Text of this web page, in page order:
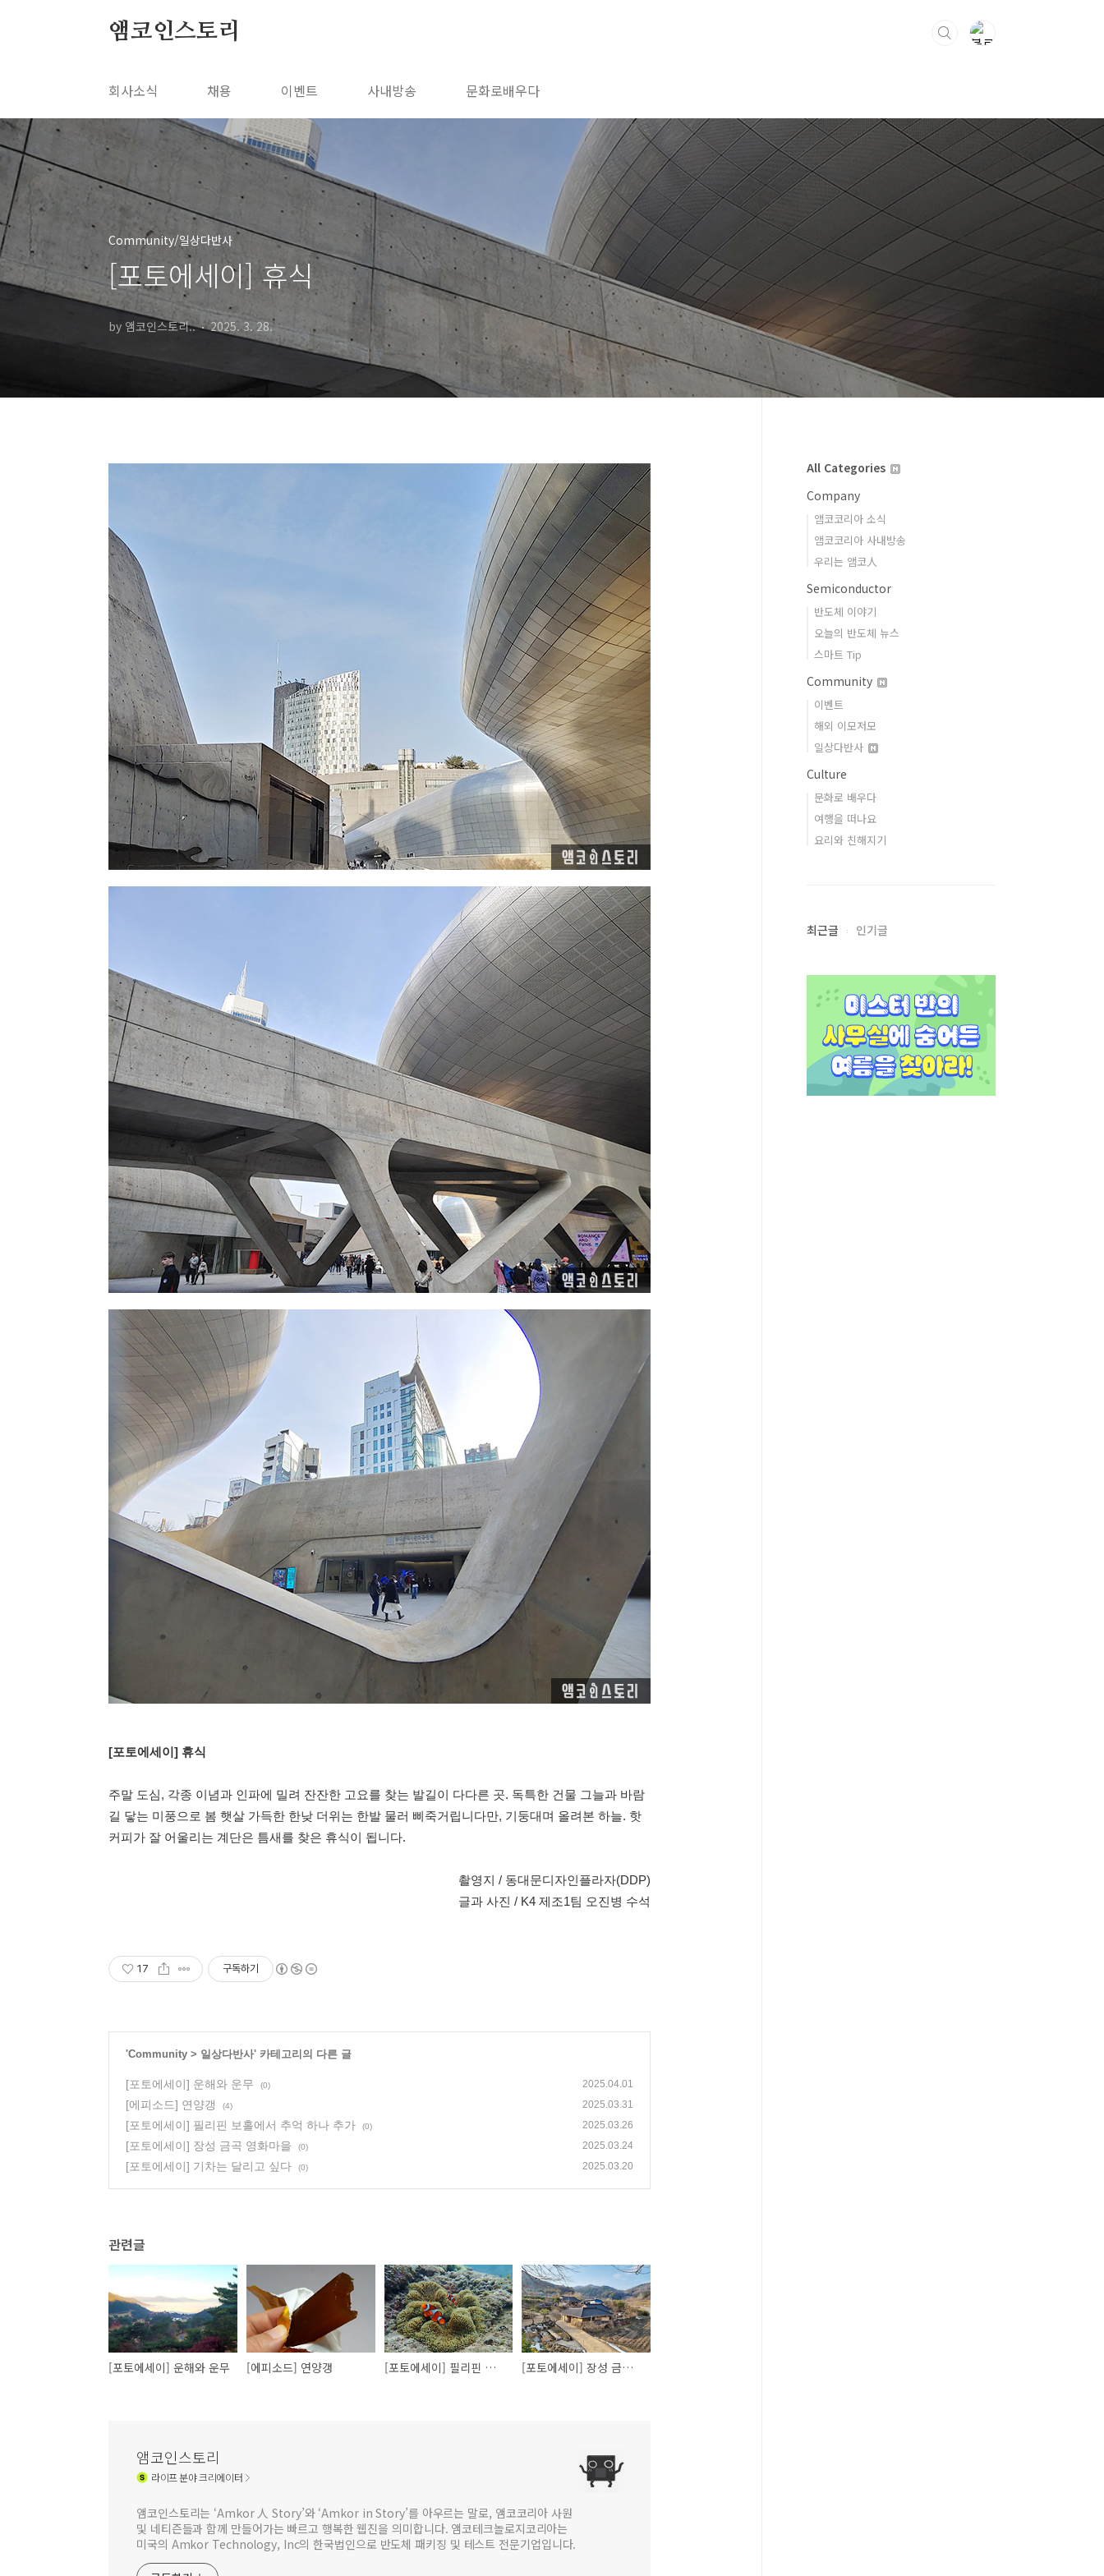
앰코인스토리
회사소식 채용 이벤트 사내방송 문화로배우다
Community/일상다반사
[포토에세이] 휴식
by 앰코인스토리.. 2025. 3. 28.
[포토에세이] 휴식
주말 도심, 각종 이념과 인파에 밀려 잔잔한 고요를 찾는 발길이 다다른 곳. 독특한 건물 그늘과 바람
길 닿는 미풍으로 봄 햇살 가득한 한낮 더위는 한발 물러 삐죽거립니다만, 기둥대며 올려본 하늘. 핫
커피가 잘 어울리는 계단은 틈새를 찾은 휴식이 됩니다.
촬영지 / 동대문디자인플라자(DDP)
글과 사진 / K4 제조1팀 오진병 수석
17 구독하기
'Community > 일상다반사' 카테고리의 다른 글
[포토에세이] 운해와 운무 (0) 2025.04.01
[에피소드] 연양갱 (4) 2025.03.31
[포토에세이] 필리핀 보홀에서 추억 하나 추가 (0) 2025.03.26
[포토에세이] 장성 금곡 영화마을 (0) 2025.03.24
[포토에세이] 기차는 달리고 싶다 (0) 2025.03.20
관련글
[포토에세이] 운해와 운무 [에피소드] 연양갱 [포토에세이] 필리핀 보홀에서 추억 하나 추가 [포토에세이] 장성 금곡 영화마을
앰코인스토리
라이프분야 크리에이터
앰코인스토리는 ‘Amkor 人 Story’와 ‘Amkor in Story’를 아우르는 말로, 앰코코리아 사원
및 네티즌들과 함께 만들어가는 빠르고 행복한 웹진을 의미합니다. 앰코테크놀로지코리아는
미국의 Amkor Technology, Inc의 한국법인으로 반도체 패키징 및 테스트 전문기업입니다.
All Categories
Company
앰코코리아 소식
앰코코리아 사내방송
우리는 앰코人
Semiconductor
반도체 이야기
오늘의 반도체 뉴스
스마트 Tip
Community
이벤트
해외 이모저모
일상다반사
Culture
문화로 배우다
여행을 떠나요
요리와 친해지기
최근글 인기글